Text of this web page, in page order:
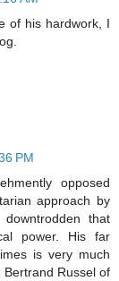
of his hardwork, I
PM
opposed
approach by
that
power. His far
is very much
Russel of